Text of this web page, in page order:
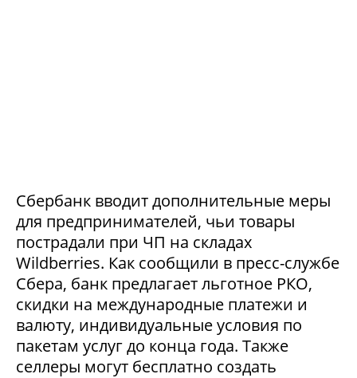
Сбербанк вводит дополнительные меры
для предпринимателей, чьи товары
пострадали при ЧП на складах
Wildberries. Как сообщили в пресс-службе
Сбера, банк предлагает льготное РКО,
скидки на международные платежи и
валюту, индивидуальные условия по
пакетам услуг до конца года. Также
селлеры могут бесплатно создать